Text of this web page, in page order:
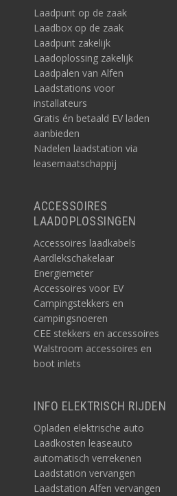
Laadpunt op de zaak
Laadbox op de zaak
Laadpunt zakelijk
Laadoplossing zakelijk
Laadpalen van Alfen
Laadstations voor
installateurs
Gratis én betaald EV laden
aanbieden
Nadelen laadstation via
leasemaatschappij
ACCESSOIRES
LAADOPLOSSINGEN
Accessoires laadkabels
Aardlekschakelaar
Energiemeter
Accessoires voor EV
Campingstekkers en
campingsnoeren
CEE stekkers en accessoires
Walstroom accessoires en
boot inlets
INFO ELEKTRISCH RIJDEN
Opladen elektrische auto
Laadkosten leaseauto
automatisch verrekenen
Laadstation vervangen
Laadstation Alfen vervangen